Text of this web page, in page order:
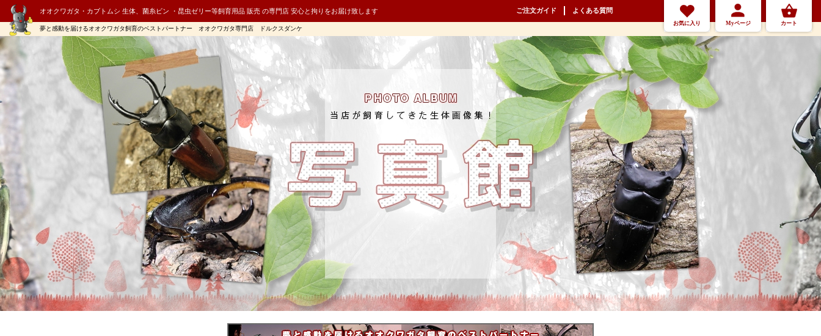
オオクワガタ・カブトムシ 生体、菌糸ビン ・昆虫ゼリー等飼育用品 販売 の専門店 安心と拘りをお届け致します ご注文ガイド よくある質問
夢と感動を届けるオオクワガタ飼育のベストパートナー オオクワガタ専門店 ドルクスダンケ
お気に入り Myページ カート